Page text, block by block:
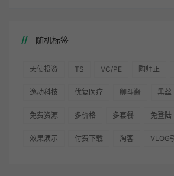
随机标签
天使投资 TS VC/PE 陶师正
逸动科技 优复医疗 卿斗酱 黑丝
免费资源 多价格 多套餐 免登陆
效果演示 付费下载 淘客 VLOG